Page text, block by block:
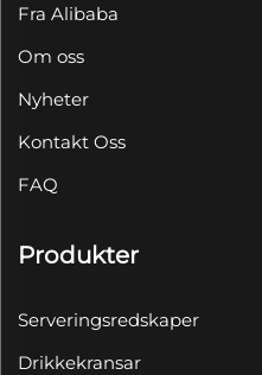
Fra Alibaba
Om oss
Nyheter
Kontakt Oss
FAQ
Produkter
Serveringsredskaper
Drikkekransar